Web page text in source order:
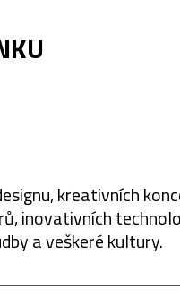
kreativních
inovativních
a veškeré kultury.